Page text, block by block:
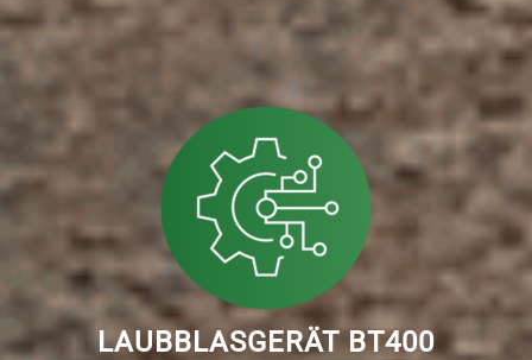
LAUBBLASGERÄT BT400